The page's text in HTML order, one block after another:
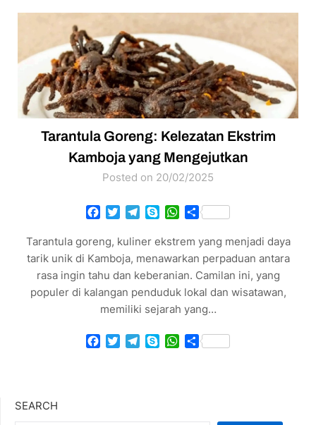
Tarantula Goreng: Kelezatan Ekstrim
Kamboja yang Mengejutkan
Posted on 20/02/2025
Facebook
TwitterTelegram
SkypeWhatsApp
Share
Tarantula goreng, kuliner ekstrem yang menjadi daya
tarik unik di Kamboja, menawarkan perpaduan antara
rasa ingin tahu dan keberanian. Camilan ini, yang
populer di kalangan penduduk lokal dan wisatawan,
memiliki sejarah yang…
Facebook
TwitterTelegram
SkypeWhatsApp
Share
SEARCH